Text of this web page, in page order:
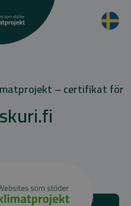
– certifikat för